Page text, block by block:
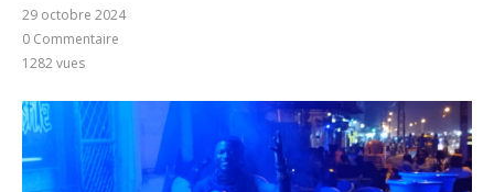
29 octobre 2024
0 Commentaire
1282vues